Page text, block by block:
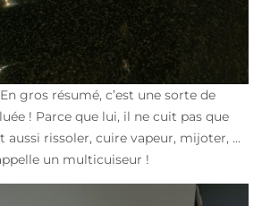
gros résumé, c’est une sorte de
! Parce que lui, il ne cuit pas que
aussi rissoler, cuire vapeur, mijoter, …
un multicuiseur !